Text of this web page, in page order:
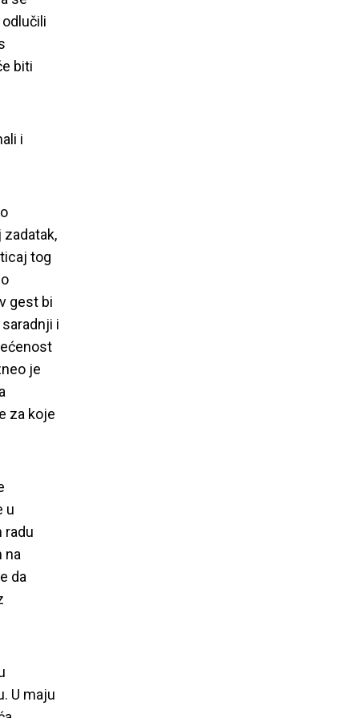
biti
i
zadatak,
tog
gest bi
i
je
za koje
u
radu
na
da
U maju